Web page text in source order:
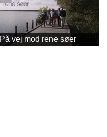
På vej mod rene søer